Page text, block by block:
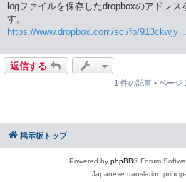
logファイルを保存したdropboxのアドレ
す。
https://www.dropbox.com/scl/fo/913ckwjy
返信する
1 件の記事 • ページ
掲示板トップ
Powered by phpBB® Forum
Japanese translation